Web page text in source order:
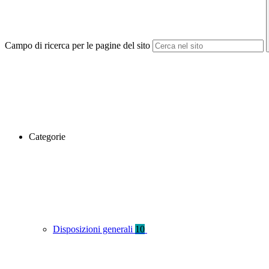
Campo di ricerca per le pagine del sito
Categorie
Disposizioni generali 10